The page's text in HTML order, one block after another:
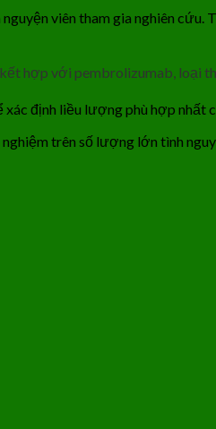
viên tham gia nghiên
hợp với pembrolizumab, loại
xác định liều lượng phù hợp
trên số lượng lớn tình